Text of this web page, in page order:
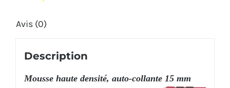
Avis (0)
Description
Mousse haute densité, auto-collante 15 mm